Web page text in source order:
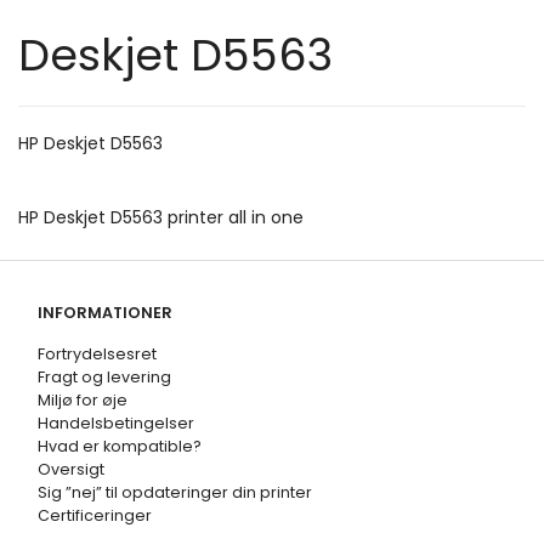
Deskjet D5563
HP Deskjet D5563
HP Deskjet D5563 printer all in one
INFORMATIONER
Fortrydelsesret
Fragt og levering
Miljø for øje
Handelsbetingelser
Hvad er kompatible?
Oversigt
Sig ”nej” til opdateringer din printer
Certificeringer